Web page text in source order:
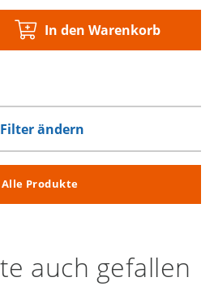
In den Warenkorb
Filter ändern
Alle Produkte
auch gefallen